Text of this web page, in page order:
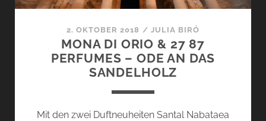
2. OKTOBER 2018 / JULIA BIRÓ
MONA DI ORIO & 27 87
PERFUMES – ODE AN DAS
SANDELHOLZ
Mit den zwei Duftneuheiten Santal Nabataea